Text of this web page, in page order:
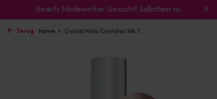
Beauty Medewerker Gezocht! Solliciteer nu
Terug Home Crystal Nails Crystalac Silk T...